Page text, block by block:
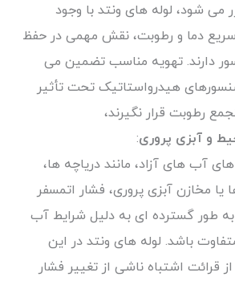
می شود، لوله های ونتد با وجود
دما و رطوبت، نقش مهمی در حفظ
دارند. تهویه مناسب تضمین می
هیدرواستاتیک تحت تأثیر
رطوبت قرار نگیرند،
و آبزی پروری:
آب های آزاد، مانند دریاچه ها،
یا مخازن آبزی پروری، فشار اتمسفر
به طور گسترده ای به دلیل شرایط آب
باشد. لوله های ونتد در این
قرائت اشتباه ناشی از تغییر فشار